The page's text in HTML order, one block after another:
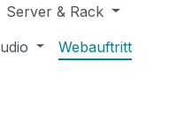
Server & Rack
Webauftritt